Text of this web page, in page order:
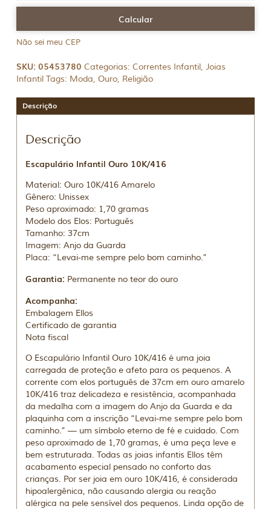
Não sei meu CEP
SKU:05453780 Categorias:Correntes Infantil,Joias
Infantil Tags: Moda,Ouro, Religião
Descrição
Descrição
Escapulário Infantil Ouro 10K/416
Material: Ouro 10K/416 Amarelo
Gênero: Unissex
Peso aproximado: 1,70 gramas
Modelo dos Elos: Português
Tamanho: 37cm
Imagem: Anjo da Guarda
Placa: “Levai-me sempre pelo bom caminho.”
Garantia: Permanente no teor do ouro
Acompanha:
Embalagem Ellos
Certificado de garantia
Nota fiscal
O Escapulário Infantil Ouro 10K/416 é uma joia
carregada de proteção e afeto para os pequenos. A
corrente com elos português de 37cm em ouro amarelo
10K/416 traz delicadeza e resistência, acompanhada
da medalha com a imagem do Anjo da Guarda e da
plaquinha com a inscrição “Levai-me sempre pelo bom
caminho.” — um símbolo eterno de fé e cuidado. Com
peso aproximado de 1,70 gramas, é uma peça leve e
bem estruturada. Todas as joias infantis Ellos têm
acabamento especial pensado no conforto das
crianças. Por ser joia em ouro 10K/416, é considerada
hipoalergênica, não causando alergia ou reação
alérgica na pele sensível dos pequenos. Linda opção de